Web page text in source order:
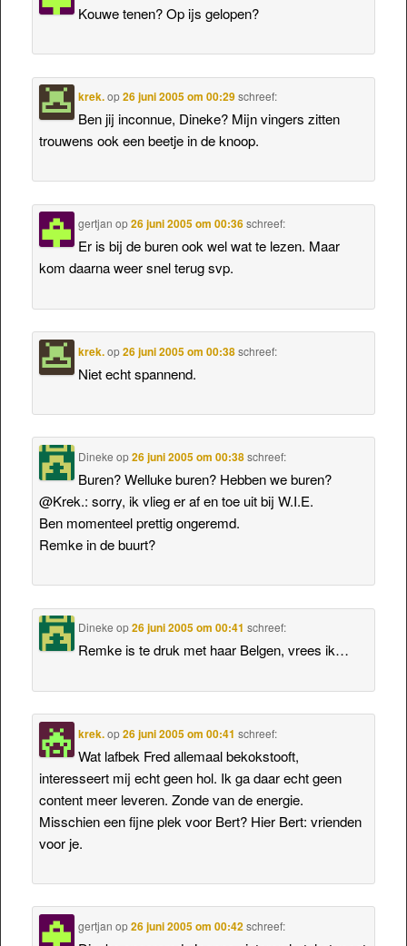
Kouwe tenen? Op ijs gelopen?
krek.op26 juni 2005 om 00:29 schreef:
Ben jij inconnue, Dineke? Mijn vingers zitten
trouwens ook een beetje in de knoop.
gertjan op26 juni 2005 om 00:36 schreef:
Er is bij de buren ook wel wat te lezen. Maar
kom daarna weer snel terug svp.
krek.op26 juni 2005 om 00:38 schreef:
Niet echt spannend.
Dineke op26 juni 2005 om 00:38 schreef:
Buren? Welluke buren? Hebben we buren?
@Krek.: sorry, ik vlieg er af en toe uit bij W.I.E.
Ben momenteel prettig ongeremd.
Remke in de buurt?
Dineke op26 juni 2005 om 00:41 schreef:
Remke is te druk met haar Belgen, vrees ik…
krek.op26 juni 2005 om 00:41 schreef:
Wat lafbek Fred allemaal bekokstooft,
interesseert mij echt geen hol. Ik ga daar echt geen
content meer leveren. Zonde van de energie.
Misschien een fijne plek voor Bert? Hier Bert: vrienden
voor je.
gertjan op26 juni 2005 om 00:42 schreef: